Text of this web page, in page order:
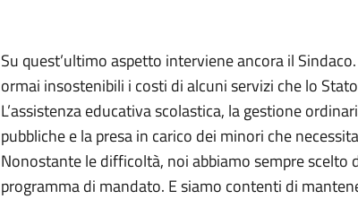
Su quest’ultimo aspetto interviene ancora il
ormai insostenibili i costi di alcuni servizi che lo
L’assistenza educativa scolastica, la gestione
pubbliche e la presa in carico dei minori che
Nonostante le difficoltà, noi abbiamo sempre scelto
programma di mandato. E siamo contenti di